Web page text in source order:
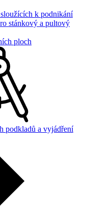
k podnikání
stánkový a pultový
ploch
podkladů a vyjádření